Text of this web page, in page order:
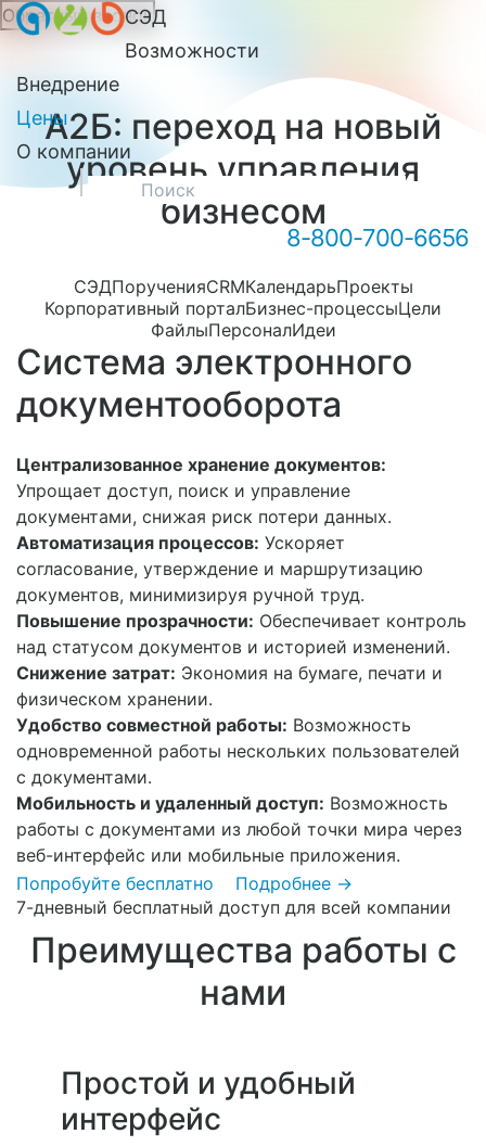
Обратный звонок
Онлайн-консультация А2Б
Здравствуйте! Мы можем вам
чем-то помочь?
СЭД
Возможности
Внедрение
Цены
О компании
8-800-700-6656
А2Б: переход на новый
уровень управления
бизнесом
СЭДПорученияCRMКалендарьПроекты
Корпоративный порталБизнес-процессыЦели
ФайлыПерсоналИдеи
Система электронного
документооборота
Централизованное хранение документов:
Упрощает доступ, поиск и управление
документами, снижая риск потери данных.
Автоматизация процессов: Ускоряет
согласование, утверждение и маршрутизацию
документов, минимизируя ручной труд.
Повышение прозрачности: Обеспечивает контроль
над статусом документов и историей изменений.
Снижение затрат: Экономия на бумаге, печати и
физическом хранении.
Удобство совместной работы: Возможность
одновременной работы нескольких пользователей
с документами.
Мобильность и удаленный доступ: Возможность
работы с документами из любой точки мира через
веб-интерфейс или мобильные приложения.
Попробуйте бесплатно
Подробнее →
7-дневный бесплатный доступ для всей компании
Преимущества работы с
нами
Простой и удобный
интерфейс